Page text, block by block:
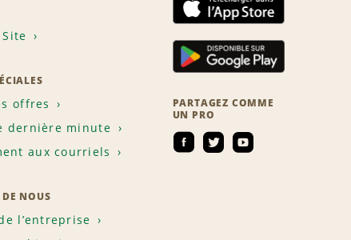
offres
dernière minute
aux courriels
NOUS
l’entreprise
PARTAGEZ COMME
UN PRO